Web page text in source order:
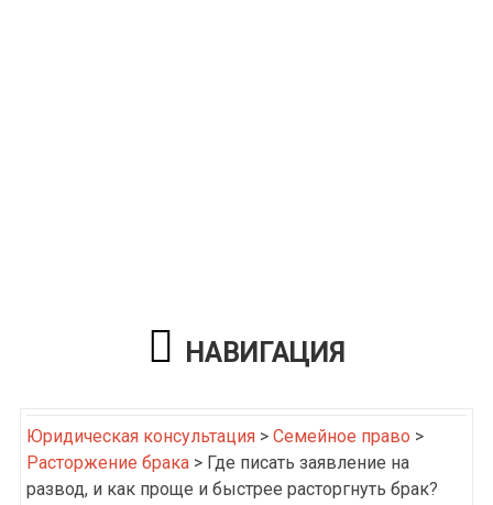
НАВИГАЦИЯ
Юридическая консультация> Семейное право >
Расторжение брака> Где писать заявление на
развод, и как проще и быстрее расторгнуть брак?